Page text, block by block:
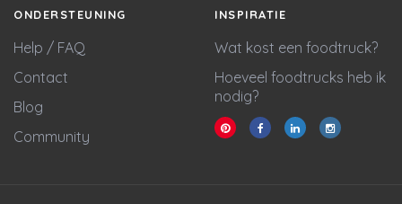
ONDERSTEUNING
Help / FAQ
Contact
Blog
Community
INSPIRATIE
Wat kost een foodtruck?
Hoeveel foodtrucks heb ik
nodig?